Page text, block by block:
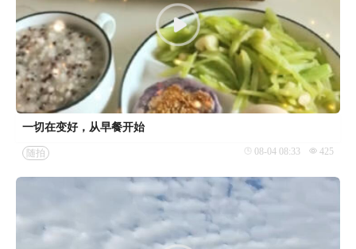
一切在变好，从早餐开始
随拍 08-04 08:33 425